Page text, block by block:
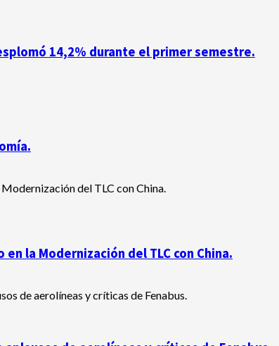
14,2% durante el primer semestre.
la Modernización del TLC con China.